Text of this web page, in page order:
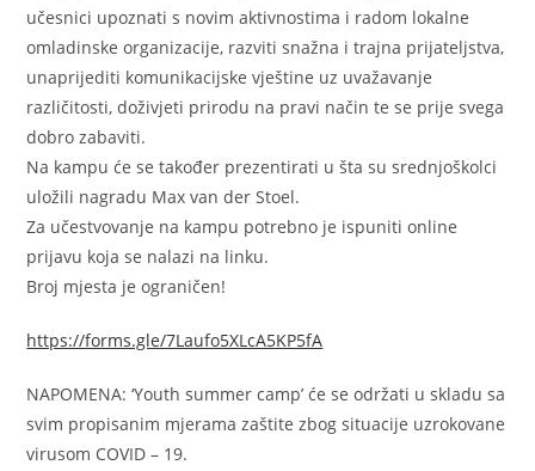
učesnici upoznati s novim aktivnostima i radom lokalne
omladinske organizacije, razviti snažna i trajna prijateljstva,
unaprijediti komunikacijske vještine uz uvažavanje
različitosti, doživjeti prirodu na pravi način te se prije svega
dobro zabaviti.
Na kampu će se također prezentirati u šta su srednjoškolci
uložili nagradu Max van der Stoel.
Za učestvovanje na kampu potrebno je ispuniti online
prijavu koja se nalazi na linku.
Broj mjesta je ograničen!
https://forms.gle/7Laufo5XLcA5KP5fA
NAPOMENA: ‘Youth summer camp’ će se održati u skladu sa
svim propisanim mjerama zaštite zbog situacije uzrokovane
virusom COVID – 19.